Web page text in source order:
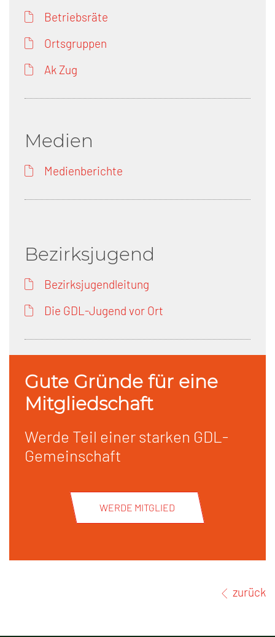
Betriebsräte
Ortsgruppen
Ak Zug
Medien
Medienberichte
Bezirksjugend
Bezirksjugendleitung
Die GDL-Jugend vor Ort
Gute Gründe für eine
Mitgliedschaft
Werde Teil einer starken GDL-
Gemeinschaft
WERDE MITGLIED
zurück